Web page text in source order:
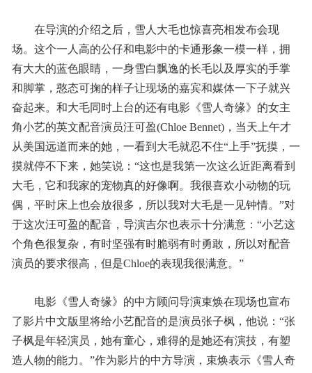
在导演的介绍之后，雪人大毛也惊喜亮相发布会现
场。这个一人高的公仔和电影中的卡通形象一模一样，拥
有大大的蓝色眼睛，一身雪白飘逸的长毛以及厚实的手掌
和脚掌，憨态可掬的样子让现场的嘉宾和媒体一下子就兴
奋起来。和大毛同时上台的还有电影《雪人奇缘》的女主
角小艺的英文配音演员汪可盈(Chloe Bennet)，当天上午才
从美国远道而来的她，一看到大毛就忍不住“上手”抚摸，一
摸就停不下来，她笑说：“这也是我第一次这么近距离看到
大毛，它和我家的宠物真的好像啊。我很喜欢小动物的玩
偶，平时床上也会放很多，所以我对大毛是一见钟情。”对
于这次汪可盈的配音，导演吉尔也表示十分满意：“小艺这
个角色很复杂，有时坚强有时脆弱有时勇敢，所以对配音
演员的要求很高，但是Chloe的表现我很满意。”
电影《雪人奇缘》的中方顾问导演束焕在现场也宣布
了影片中文版里将给小艺配音的是演员张子枫，他说：“张
子枫是年轻演员，她有童心，难得的是她还有演技，有塑
造人物的能力。”作为影片的中方导演，束焕表示《雪人奇